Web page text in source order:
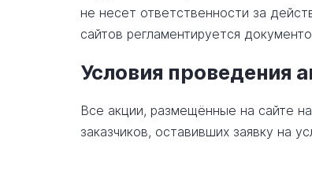
не несет ответственности за
сайтов регламентируется
Условия проведения
Все акции, размещённые на сайте
заказчиков, оставивших заявку на